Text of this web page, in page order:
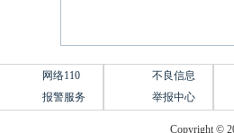
网络110
报警服务
不良信息
举报中心
Copyright ©